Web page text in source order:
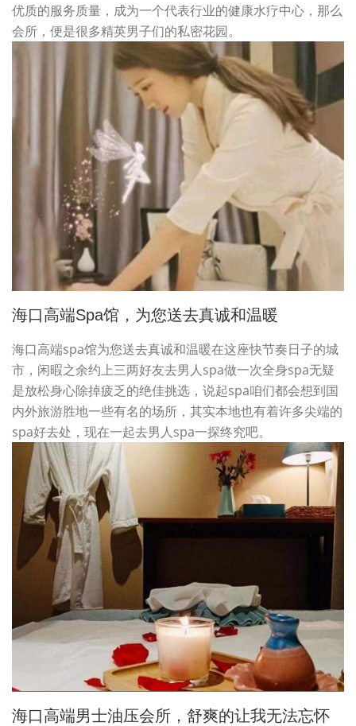
优质的服务质量，成为一个代表行业的健康水疗中心，那么
会所，便是很多精英男子们的私密花园。
海口高端spa馆，为您送去真诚和温暖
海口高端spa馆为您送去真诚和温暖在这座快节奏日子的城
市，闲暇之余约上三两好友去男人spa做一次全身spa无疑
是放松身心除掉疲乏的绝佳挑选，说起spa咱们都会想到国
内外旅游胜地一些有名的场所，其实本地也有着许多尖端的
spa好去处，现在一起去男人spa一探终究吧。
海口高端男士油压会所，舒爽的让我无法忘怀